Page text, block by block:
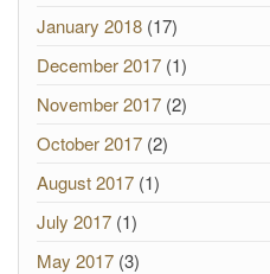
January 2018 (17)
December 2017 (1)
November 2017 (2)
October 2017 (2)
August 2017 (1)
July 2017 (1)
May 2017 (3)